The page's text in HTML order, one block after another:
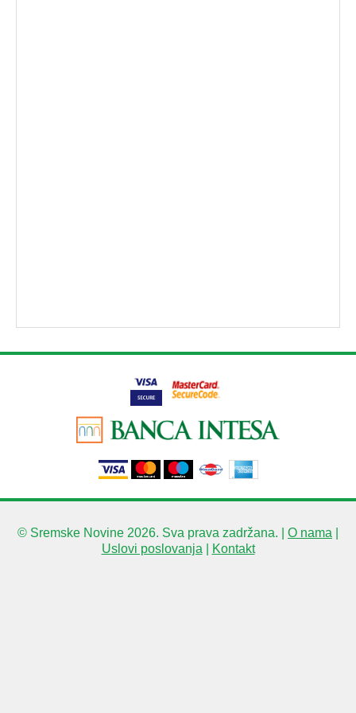
© Sremske Novine 2026. Sva prava zadržana. | O nama
Uslovi poslovanja
Kontakt